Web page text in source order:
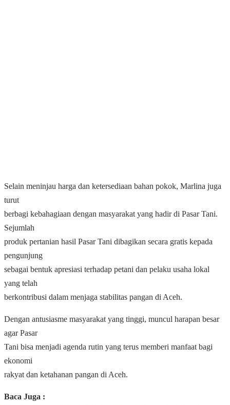
Selain meninjau harga dan ketersediaan bahan pokok, Marlina juga
turut
berbagi kebahagiaan dengan masyarakat yang hadir di Pasar Tani.
Sejumlah
produk pertanian hasil Pasar Tani dibagikan secara gratis kepada
pengunjung
sebagai bentuk apresiasi terhadap petani dan pelaku usaha lokal
yang telah
berkontribusi dalam menjaga stabilitas pangan di Aceh.
Dengan antusiasme masyarakat yang tinggi, muncul harapan besar
agar Pasar
Tani bisa menjadi agenda rutin yang terus memberi manfaat bagi
ekonomi
rakyat dan ketahanan pangan di Aceh.
Baca Juga :